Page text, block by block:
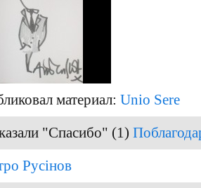
материал: Unio Sere
"Спасибо" (1)
Русінов